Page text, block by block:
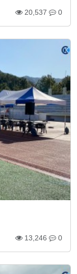
20,537 0
13,246 0